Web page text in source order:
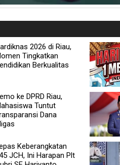
2026 di Riau,
Tingkatkan
Berkualitas
ke DPRD Riau,
Tuntut
Dana
Keberangkatan
JCH, Ini Harapan Plt